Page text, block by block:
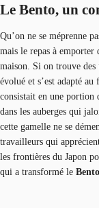
Le Bento, un
Qu’on ne se méprenne
mais le repas à emporter
maison. Si on trouve des
évolué et s’est adapté
consistait en une portion
dans les auberges qui
cette gamelle ne se
travailleurs qui
les frontières du Japon
qui a transformé le